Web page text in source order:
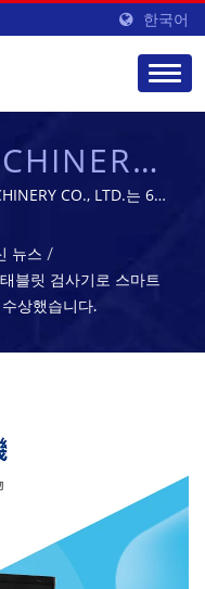
한국어
검사기로
대회에서
및 멸균
CO., LTD.는 60
되어 있습니다.
뉴스 /
블릿 검사기로 스마트
상했습니다.